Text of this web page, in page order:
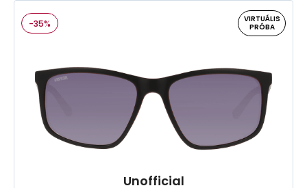
-35%
VIRTUÁLIS
PRÓBA
Unofficial